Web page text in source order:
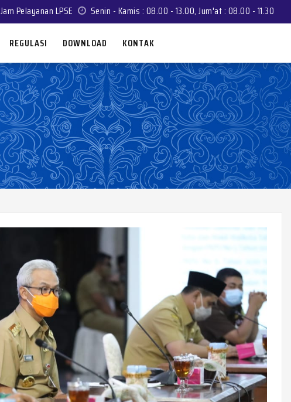
Jam Pelayanan LPSE Senin - Kamis : 08.00 - 13.00, Jum'at : 08.00 - 11.30
REGULASI DOWNLOAD KONTAK